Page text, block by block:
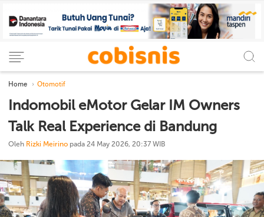
Home Otomotif
Indomobil eMotor Gelar IM Owners
Talk Real Experience di Bandung
Oleh Rizki Meirino pada 24 May 2026, 20:37 WIB